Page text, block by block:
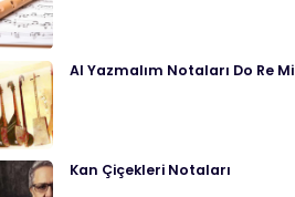
Al Yazmalım Notaları Do Re Mi
Kan Çiçekleri Notaları